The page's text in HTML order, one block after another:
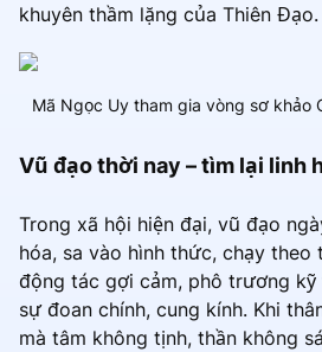
khuyên thầm lặng của Thiên Đạo.
Mã Ngọc Uy tham gia vòng sơ khảo
Vũ đạo thời nay – tìm lại linh
Trong xã hội hiện đại, vũ đạo
hóa, sa vào hình thức, chạy theo
động tác gợi cảm, phô trương
sự đoan chính, cung kính. Khi
mà tâm không tịnh, thần không